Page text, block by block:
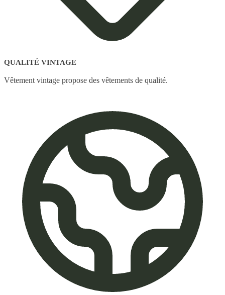
QUALITÉ VINTAGE
Vêtement vintage propose des vêtements de qualité.